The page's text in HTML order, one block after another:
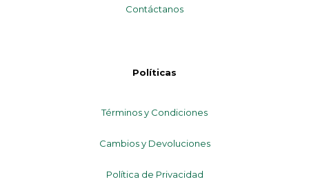
Contáctanos
Políticas
Términos y Condiciones
Cambios y Devoluciones
Política de Privacidad